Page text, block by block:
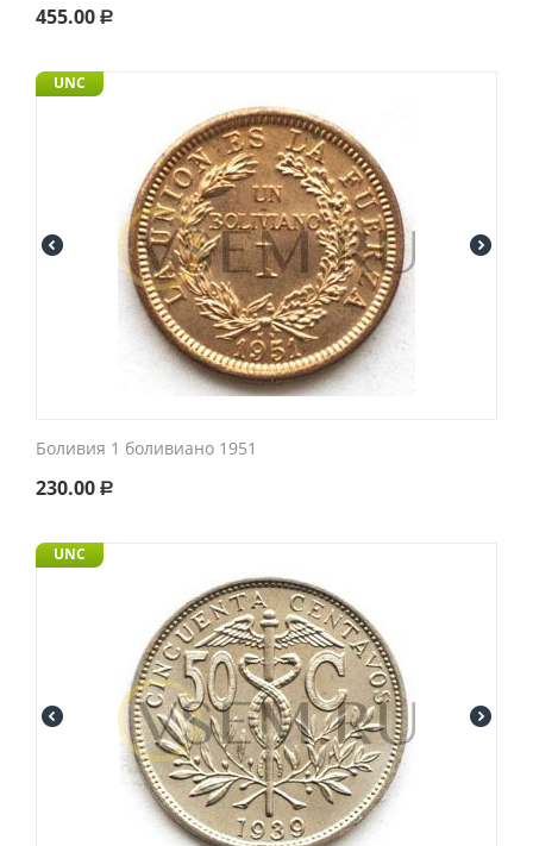
455.00 Р
UNC
Боливия 1 боливиано 1951
230.00 Р
UNC